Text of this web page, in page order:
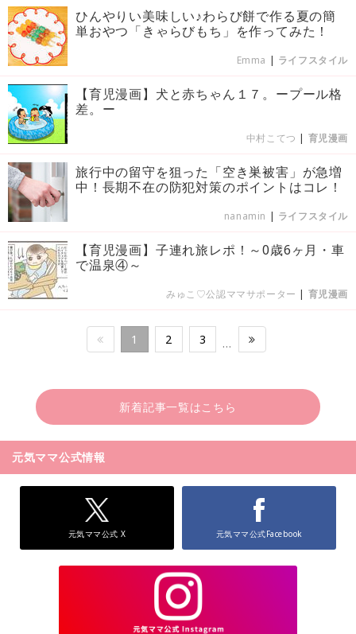
ひんやりい美味しい♪わらび餅で作る夏の簡
単おやつ「きゃらびもち」を作ってみた！
Emma | ライフスタイル
【育児漫画】犬と赤ちゃん１７。ープール格
差。ー
中村こてつ | 育児漫画
旅行中の留守を狙った「空き巣被害」が急増
中！長期不在の防犯対策のポイントはコレ！
nanamin | ライフスタイル
【育児漫画】子連れ旅レポ！～0歳6ヶ月・車
で温泉④～
みゅこ♡公認ママサポーター | 育児漫画
1 2 3 …
新着記事一覧はこちら
元気ママ公式情報
元気ママ公式 X 元気ママ公式Facebook